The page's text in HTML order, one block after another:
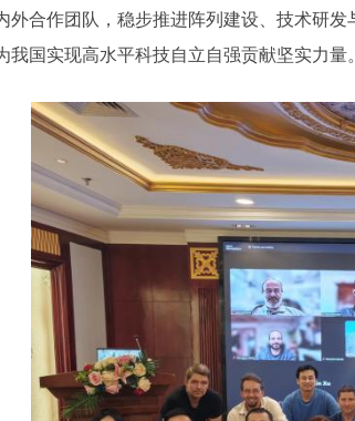
外合作团队，稳步推进阵列建设、技术研
我国实现高水平科技自立自强贡献坚实力量。